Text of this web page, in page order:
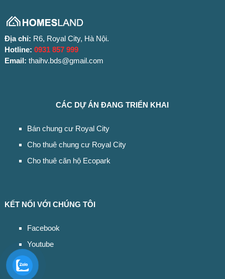
Địa chỉ: R6, Royal City, Hà Nội.
Hotline: 0931 857 999
Email: thaihv.bds@gmail.com
CÁC DỰ ÁN ĐANG TRIỂN KHAI
Bán chung cư Royal City
Cho thuê chung cư Royal City
Cho thuê căn hộ Ecopark
KẾT NỐI VỚI CHÚNG TÔI
Facebook
Youtube